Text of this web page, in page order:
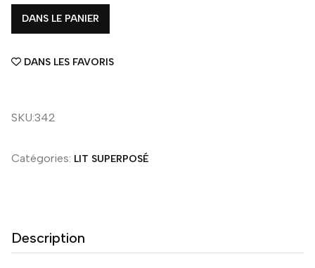
DANS LE PANIER
DANS LES FAVORIS
SKU:342
Catégories: LIT SUPERPOSÉ
Description